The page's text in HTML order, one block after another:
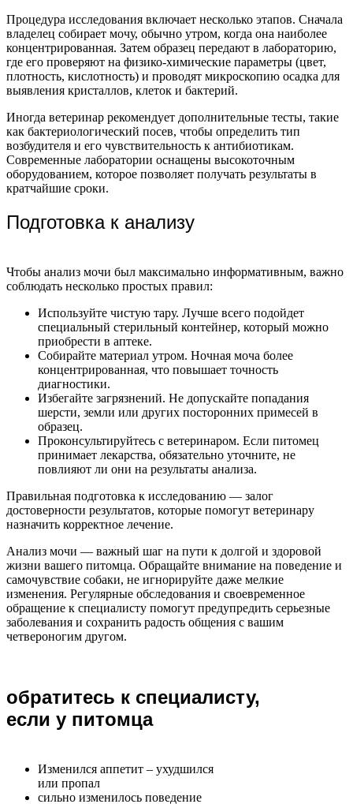
Процедура исследования включает несколько этапов. Сначала
владелец собирает мочу, обычно утром, когда она наиболее
концентрированная. Затем образец передают в лабораторию,
где его проверяют на физико-химические параметры (цвет,
плотность, кислотность) и проводят микроскопию осадка для
выявления кристаллов, клеток и бактерий.
Иногда ветеринар рекомендует дополнительные тесты, такие
как бактериологический посев, чтобы определить тип
возбудителя и его чувствительность к антибиотикам.
Современные лаборатории оснащены высокоточным
оборудованием, которое позволяет получать результаты в
кратчайшие сроки.
Подготовка к анализу
Чтобы анализ мочи был максимально информативным, важно
соблюдать несколько простых правил:
Используйте чистую тару. Лучше всего подойдет
специальный стерильный контейнер, который можно
приобрести в аптеке.
Собирайте материал утром. Ночная моча более
концентрированная, что повышает точность
диагностики.
Избегайте загрязнений. Не допускайте попадания
шерсти, земли или других посторонних примесей в
образец.
Проконсультируйтесь с ветеринаром. Если питомец
принимает лекарства, обязательно уточните, не
повлияют ли они на результаты анализа.
Правильная подготовка к исследованию — залог
достоверности результатов, которые помогут ветеринару
назначить корректное лечение.
Анализ мочи — важный шаг на пути к долгой и здоровой
жизни вашего питомца. Обращайте внимание на поведение и
самочувствие собаки, не игнорируйте даже мелкие
изменения. Регулярные обследования и своевременное
обращение к специалисту помогут предупредить серьезные
заболевания и сохранить радость общения с вашим
четвероногим другом.
обратитесь к специалисту,
если у питомца
Изменился аппетит – ухудшился
или пропал
сильно изменилось поведение